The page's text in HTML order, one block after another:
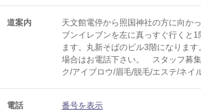
道案内
天文館電停から照国神社の方に向か
ブンイレブンを左に真っすぐ行くと1
ます。丸新そばのビル3階になりま
場合はお電話下さい。 スタッフ募
ク/アイブロウ/眉毛/脱毛/エステ/ネイ
電話 番号を表示